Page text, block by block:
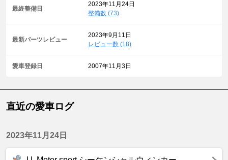
最終整備日
2023年11月24日
整備数 (73)
最新パーツレビュー
2023年9月11日
レビュー数 (18)
愛車登録日 2007年11月3日
直近の愛車ログ
2023年11月24日